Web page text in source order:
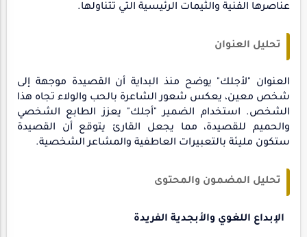
عناصرها الفنية والثيمات الرئيسية التي تتناولها.
تحليل العنوان
العنوان "لأجلك" يوضح منذ البداية أن القصيدة موجهة إلى
شخص معين، يعكس شعور الشاعرة بالحب والولاء تجاه هذا
الشخص. استخدام الضمير "أجلك" يعزز الطابع الشخصي
والحميم للقصيدة، مما يجعل القارئ يتوقع أن القصيدة
ستكون مليئة بالتعبيرات العاطفية والمشاعر الشخصية.
تحليل المضمون والمحتوى
الإبداع اللغوي والأبجدية الفريدة